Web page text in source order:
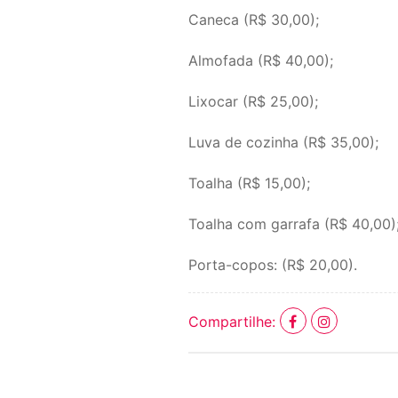
Caneca (R$ 30,00);
Almofada (R$ 40,00);
Lixocar (R$ 25,00);
Luva de cozinha (R$ 35,00);
Toalha (R$ 15,00);
Toalha com garrafa (R$
Porta-copos: (R$ 20,00).
Compartilhe: